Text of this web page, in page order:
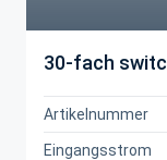
30-fach
Artikelnummer
Eingangsstrom